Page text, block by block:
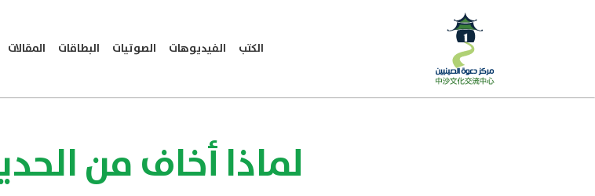
الكتب الفيديوهات الصوتيات البطاقات المقالات
لماذا أخاف من